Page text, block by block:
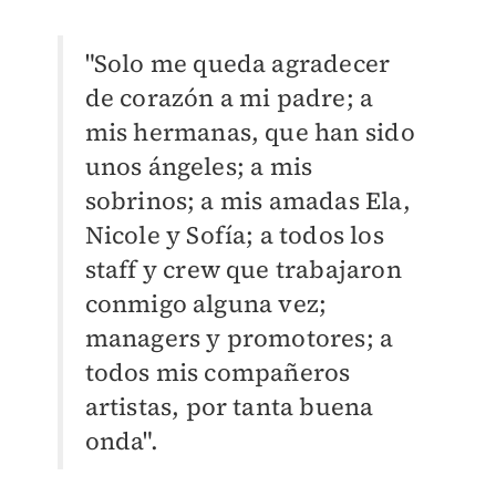
"Solo me queda agradecer
de corazón a mi padre; a
mis hermanas, que han sido
unos ángeles; a mis
sobrinos; a mis amadas Ela,
Nicole y Sofía; a todos los
staff y crew que trabajaron
conmigo alguna vez;
managers y promotores; a
todos mis compañeros
artistas, por tanta buena
onda".